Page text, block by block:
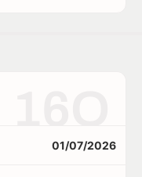
01/07/2026